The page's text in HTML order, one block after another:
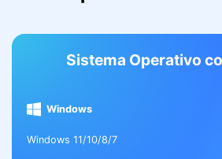
Sistema Operativo
Windows
Windows 11/10/8/7